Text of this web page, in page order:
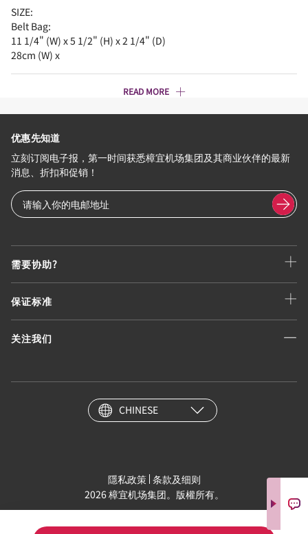
SIZE:
Belt Bag:
11 1/4" (W) x 5 1/2" (H) x 2 1/4" (D)
28cm (W) x
READ MORE
需要协助?
保证标准
关注我们
优惠先知道
立刻订阅电子报，第一时间获悉樟宜机场集团及其商业伙伴的最新
消息、折扣和促销！
CHINESE
隱私政策 条款及细则
2026 樟宜机场集团。版權所有。